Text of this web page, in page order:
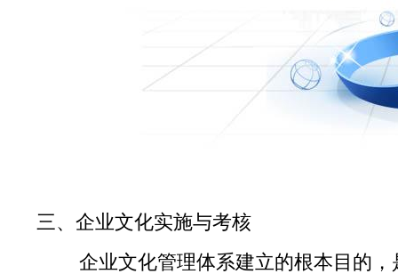
三、企业文化实施与考核
企业文化管理体系建立的根本目的，